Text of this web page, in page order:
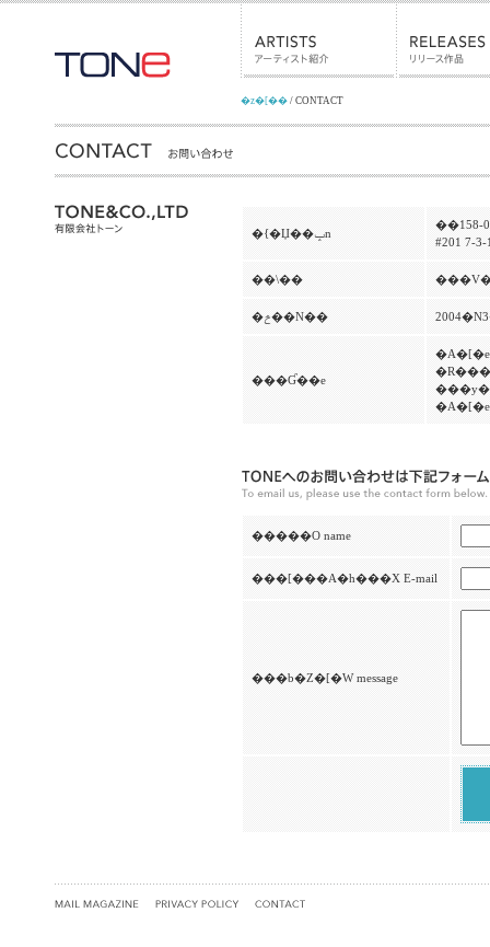
�z�[��/ CONTACT
�{�Џ��ݒn
��158-
#201 7-3-
��\��
�ݗ��N��
���Ɠ��e
�����O name
���[���A�h���X E-mail
���b�Z�[�W message